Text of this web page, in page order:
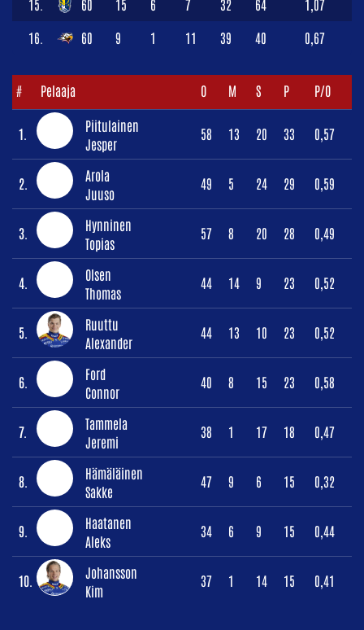
15. 60 15 6 7 32 64 1,07
16. 60 9 1 11 39 40 0,67
# Pelaaja O M S P P/O
1.
Piitulainen
Jesper
58 13 20 33 0,57
2.
Arola
Juuso
49 5 24 29 0,59
3.
Hynninen
Topias
57 8 20 28 0,49
4.
Olsen
Thomas
44 14 9 23 0,52
5.
Ruuttu
Alexander
44 13 10 23 0,52
6.
Ford
Connor
40 8 15 23 0,58
7.
Tammela
Jeremi
38 1 17 18 0,47
8.
Hämäläinen
Sakke
47 9 6 15 0,32
9.
Haatanen
Aleks
34 6 9 15 0,44
10.
Johansson
Kim
37 1 14 15 0,41